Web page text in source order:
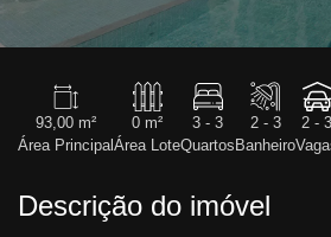
93,00 m²
Área Principal
0 m²
Área Lote
3 - 3
Quartos
2 - 3
Banheiro
2 - 3
Descrição do imóvel